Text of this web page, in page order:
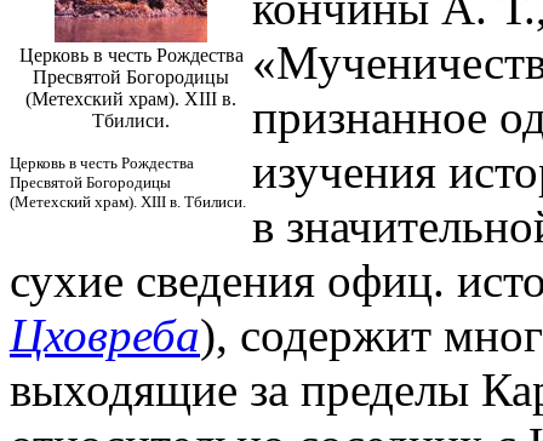
Церковь в честь Рождества
Пресвятой Богородицы
(Метехский храм). XIII в.
Тбилиси.
Церковь в честь Рождества
Пресвятой Богородицы
(Метехский храм). XIII в. Тбилиси.
признанное
изучения
в
сухие сведения офиц.
Цховреба), содержит
выходящие за пределы